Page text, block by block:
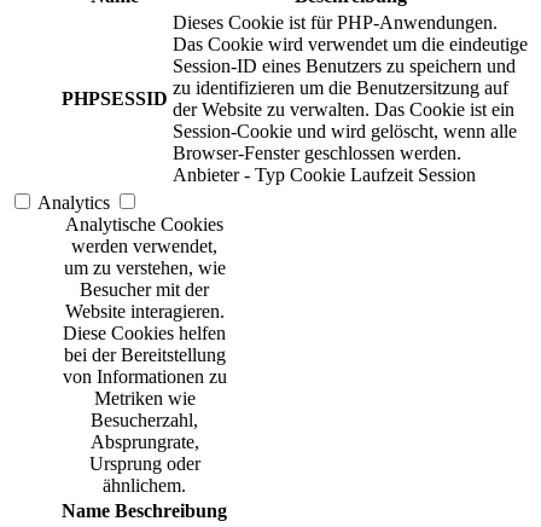
PHPSESSID
Dieses Cookie ist für PHP-Anwendungen.
Das Cookie wird verwendet um die eindeutige
Session-ID eines Benutzers zu speichern und
zu identifizieren um die Benutzersitzung auf
der Website zu verwalten. Das Cookie ist ein
Session-Cookie und wird gelöscht, wenn alle
Browser-Fenster geschlossen werden.
Anbieter - Typ Cookie Laufzeit Session
Analytics
Analytische Cookies
werden verwendet,
um zu verstehen, wie
Besucher mit der
Website interagieren.
Diese Cookies helfen
bei der Bereitstellung
von Informationen zu
Metriken wie
Besucherzahl,
Absprungrate,
Ursprung oder
ähnlichem.
Name Beschreibung